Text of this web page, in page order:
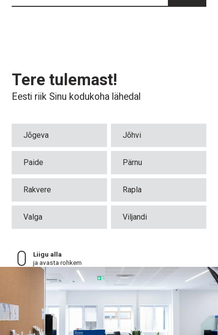
Jõgeva
Paide
Pärnu
Rakvere
Viljandi
Riigimajadest
Ligipääsetavus
Kunst ja kujundus
Kontakt
Tere tulemast!
Eesti riik Sinu kodukoha lähedal
Jõgeva Jõhvi
Paide Pärnu
Rakvere Rapla
Valga Viljandi
Liigu alla
ja avasta rohkem